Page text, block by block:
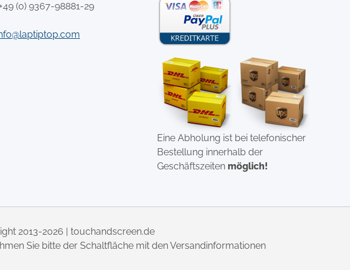
(0) 9367-98881-29
Eine Abholung ist bei telefonischer
Bestellung innerhalb der
Geschäftszeiten möglich!
2013-2026 | touchandscreen.de
Sie bitte der Schaltfläche mit den Versandinformationen